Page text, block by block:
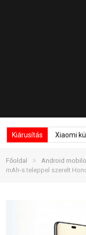
Kiárusítás Xiaomi
Főoldal » Android
mAh-s teleppel szerelt